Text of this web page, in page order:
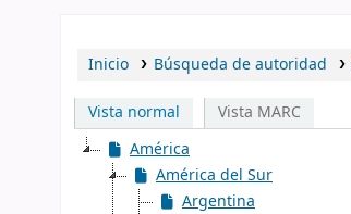
Inicio Búsqueda de autoridad
Vista normal
Vista MARC
América
América del Sur
Argentina